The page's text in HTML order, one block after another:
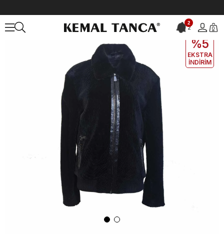
2
2 0
EKLE5
%5
EKSTRA
İNDİRİM